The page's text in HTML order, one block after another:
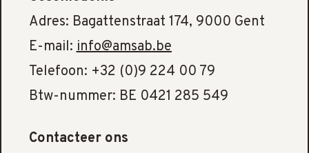
Adres: Bagattenstraat 174, 9000 Gent
E-mail:info@amsab.be
Telefoon: +32 (0)9 224 00 79
Btw-nummer: BE 0421 285 549
Contacteer ons